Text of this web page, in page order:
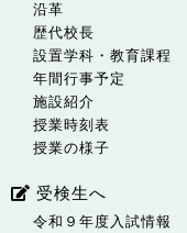
沿革
歴代校長
設置学科・教育課程
年間行事予定
施設紹介
授業時刻表
授業の様子
受検生へ
令和９年度入試情報